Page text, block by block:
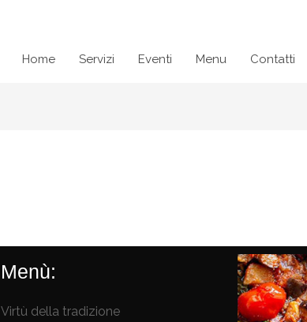
Home
Servizi Eventi Menu Contatti
Menù:
Virtù della tradizione